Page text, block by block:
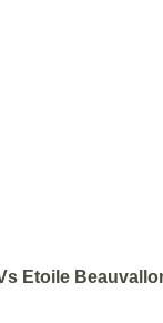
Etoile